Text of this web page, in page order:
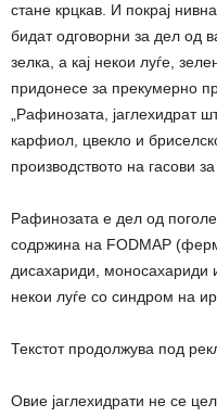
стане крцкав. И покрај
бидат одговорни за дел од
зелка, а кај некои луѓе,
придонесе за прекумерно
„Рафинозата, јаглехидрат
карфиол, цвекло и
производството на гасови
Рафинозата е дел од
содржина на FODMAP
дисахариди, моносахариди
некои луѓе со синдром на
Текстот продолжува под
Овие јаглехидрати не се